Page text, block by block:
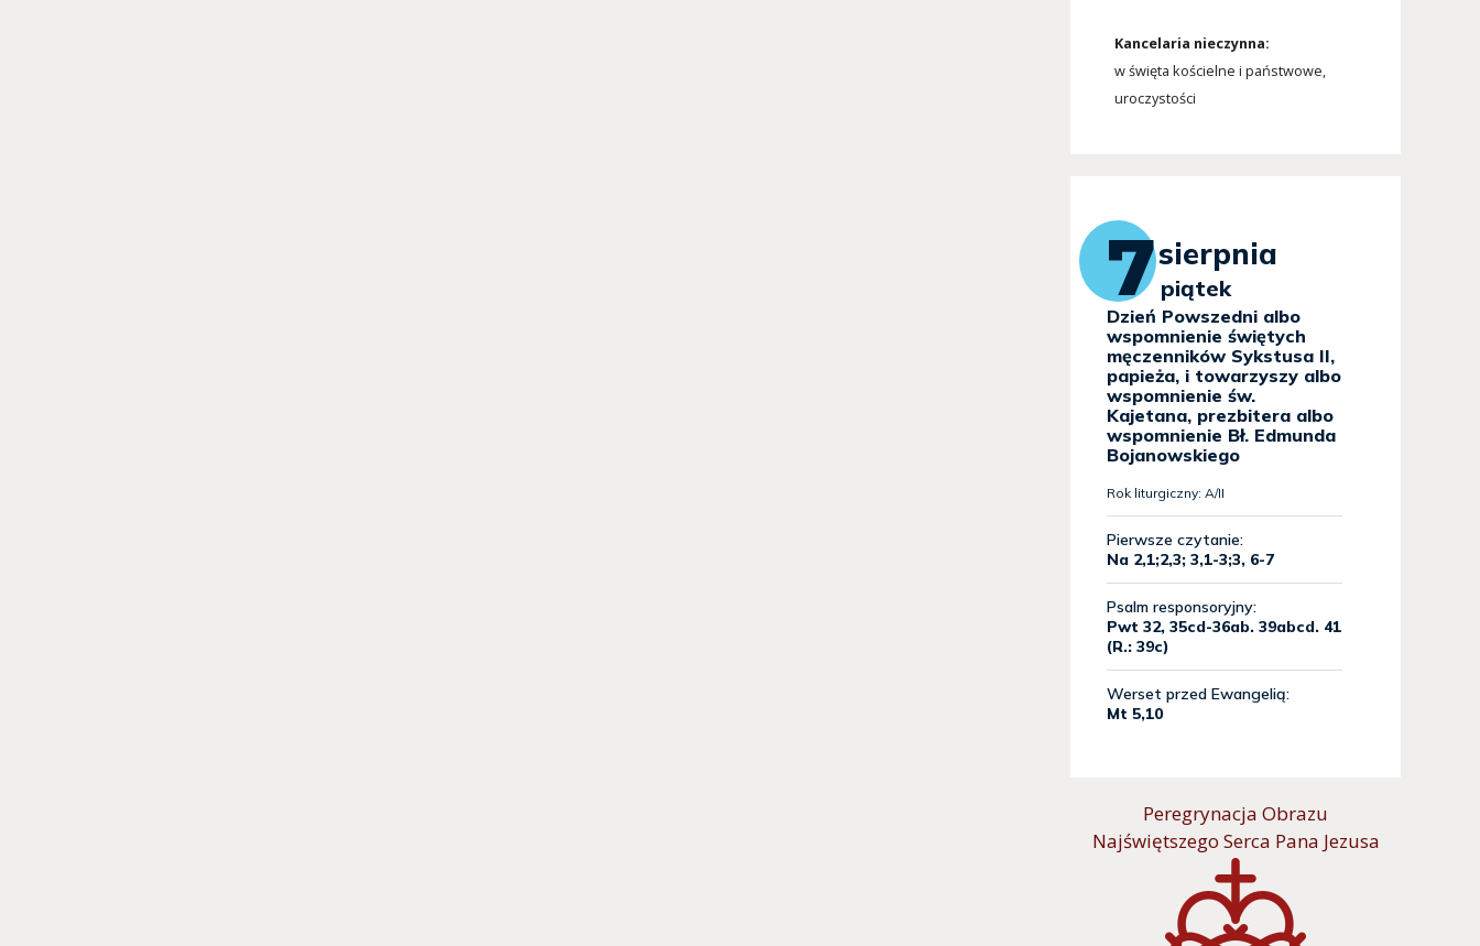
Kancelaria nieczynna:
w święta kościelne i państwowe,
uroczystości
Peregrynacja Obrazu
Najświętszego Serca Pana Jezusa